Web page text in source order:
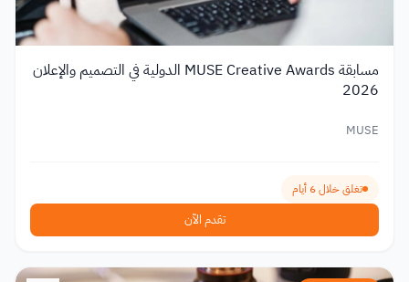
مسابقة MUSE Creative Awards الدولية في التصميم والإعلان
2026
MUSE
تغلق خلال 6 أيام
تقدم الآن